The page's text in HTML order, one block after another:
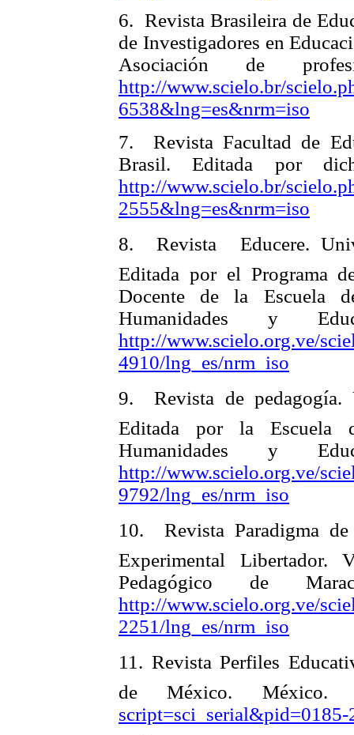
6. Revista Brasileira de
de Investigadores en
Asociación de
http://www.scielo.br/
6538&lng=es&nrm=iso
7.
Revista Facultad de
Brasil. Editada por
http://www.scielo.br/
2555&lng=es&nrm=iso
8.
Revista Educere.
Editada por el Programa
Docente de la Escuela
Humanidades y
http://www.scielo.org.ve/
4910/lng_es/nrm_iso
9.
Revista de
Editada por la Escuela
Humanidades y
http://www.scielo.org.ve/
9792/lng_es/nrm_iso
10.
Revista Paradigma
Experimental Libertador.
Pedagógico de
http://www.scielo.org.ve/
2251/lng_es/nrm_iso
11. Revista Perfiles
de México.